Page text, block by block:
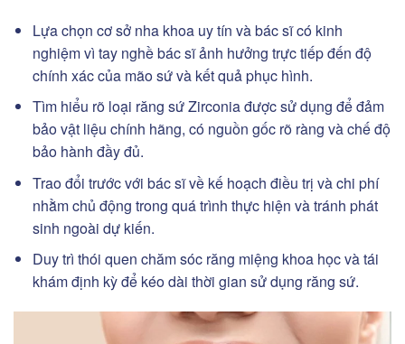
Lựa chọn cơ sở nha khoa uy tín và bác sĩ có kinh
nghiệm vì tay nghề bác sĩ ảnh hưởng trực tiếp đến độ
chính xác của mão sứ và kết quả phục hình.
Tìm hiểu rõ loại răng sứ Zirconia được sử dụng để đảm
bảo vật liệu chính hãng, có nguồn gốc rõ ràng và chế độ
bảo hành đầy đủ.
Trao đổi trước với bác sĩ về kế hoạch điều trị và chi phí
nhằm chủ động trong quá trình thực hiện và tránh phát
sinh ngoài dự kiến.
Duy trì thói quen chăm sóc răng miệng khoa học và tái
khám định kỳ để kéo dài thời gian sử dụng răng sứ.